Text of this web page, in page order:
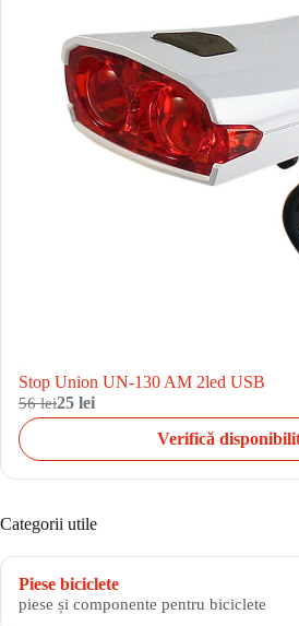
Stop Union UN-130 AM 2led USB
56 lei25 lei
Verifică
Categorii utile
Piese biciclete
piese și componente pentru biciclete